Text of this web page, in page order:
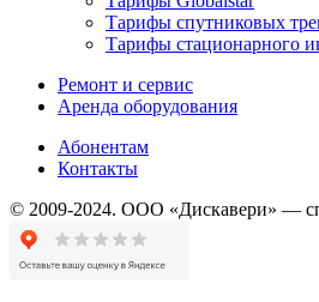
Тарифы спутниковых
Тарифы стационарного
Ремонт и сервис
Аренда оборудования
Абонентам
Контакты
© 2009-2024. ООО «Дискавери» —